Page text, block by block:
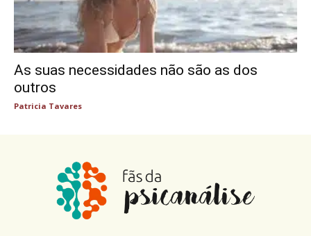
As suas necessidades não são as dos
outros
Patricia Tavares